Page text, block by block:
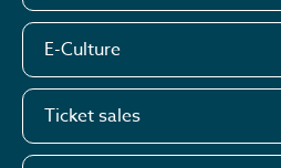
E-Culture
Ticket sales